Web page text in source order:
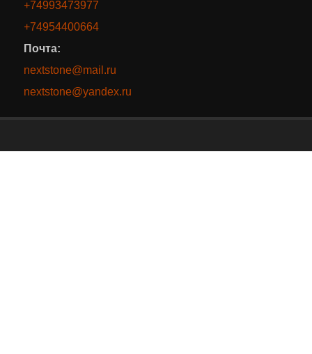
+74993473977
+74954400664
Почта:
nextstone@mail.ru
nextstone@yandex.ru